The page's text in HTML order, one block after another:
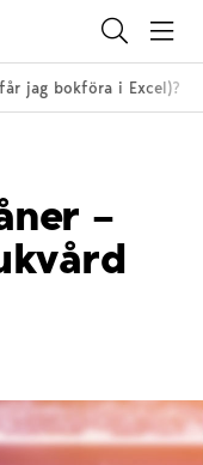
bokföra i Excel)?
–